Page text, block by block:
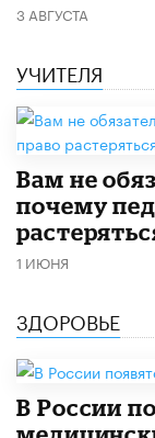
3 АВГУСТА
УЧИТЕЛЯ
​Вам не
почему
1 ИЮНЯ
ЗДОРОВЬЕ
В России